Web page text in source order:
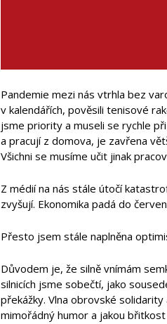
Pandemie mezi nás vtrhla bez
v kalendářích, pověsili tenisové
jsme priority a museli se rychle
a pracují z domova, je zavřena
Všichni se musíme učit jinak
Z médií na nás stále útočí
zvyšují. Ekonomika padá do
Přesto jsem stále naplněna
Důvodem je, že silně vnímám
silnicích jsme sobečtí, jako
překážky. Vlna obrovské
mimořádný humor a jakou